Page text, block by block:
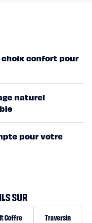
choix confort pour
naturel
pour votre
SUR
Coffre Traversin